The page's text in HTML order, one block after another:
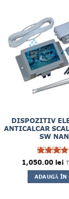
DISPOZITIV
ANTICALCAR
SW
Evaluat
5din 5
1,050.00 lei
ADAUGĂ ÎN